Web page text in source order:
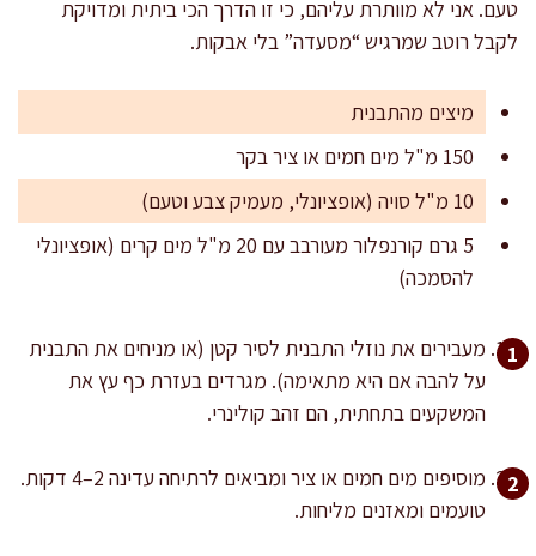
טעם. אני לא מוותרת עליהם, כי זו הדרך הכי ביתית ומדויקת
לקבל רוטב שמרגיש “מסעדה” בלי אבקות.
מיצים מהתבנית
150 מ"ל מים חמים או ציר בקר
10 מ"ל סויה (אופציונלי, מעמיק צבע וטעם)
5 גרם קורנפלור מעורבב עם 20 מ"ל מים קרים (אופציונלי
להסמכה)
מעבירים את נוזלי התבנית לסיר קטן (או מניחים את התבנית
על להבה אם היא מתאימה). מגרדים בעזרת כף עץ את
המשקעים בתחתית, הם זהב קולינרי.
מוסיפים מים חמים או ציר ומביאים לרתיחה עדינה 2–4 דקות.
טועמים ומאזנים מליחות.